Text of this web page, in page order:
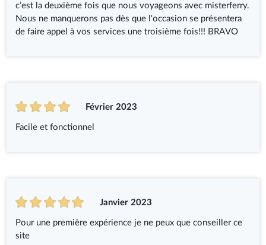
c’est la deuxième fois que nous voyageons avec misterferry.
Nous ne manquerons pas dès que l'occasion se présentera
de faire appel à vos services une troisième fois!!! BRAVO
Février 2023
Facile et fonctionnel
Janvier 2023
Pour une première expérience je ne peux que conseiller ce
site